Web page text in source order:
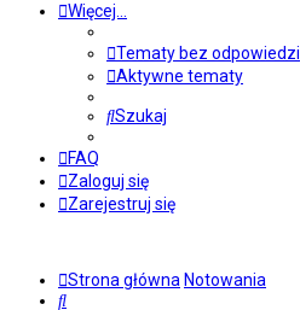
Więcej…
Tematy bez odpowiedzi
Aktywne tematy
Szukaj
FAQ
Zaloguj się
Zarejestruj się
Strona główna Notowania
Szukaj